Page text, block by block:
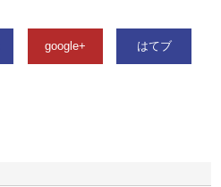
google+ はてブ